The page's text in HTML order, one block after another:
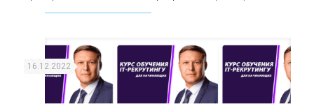
16.12.2022